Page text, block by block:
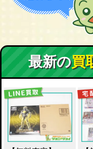
最新の買